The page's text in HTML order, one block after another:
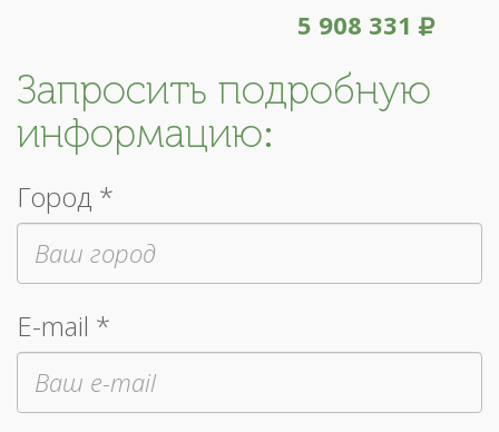
5 908 331
Запросить подробную
информацию:
Город *
E-mail *